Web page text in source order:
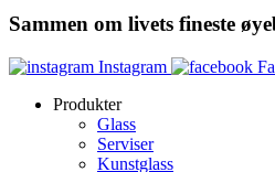
Sammen om livets fineste
Instagram
Produkter
Glass
Serviser
Kunstglass